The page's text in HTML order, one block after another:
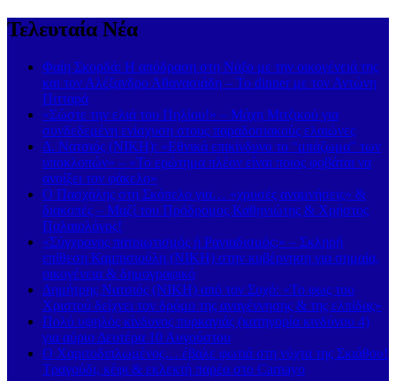
Τελευταία Νέα
Φαίη Σκορδά: Η απόδραση στη Νάξο με την οικογένειά της
και τον Αλέξανδρο Αθανασιάδη – Το dinner με τον Αντώνη
Πιτταρά
«Σώστε την ελιά του Πηλίου!» – Μάχη Μιτζικού για
συνδεδεμένη ενίσχυση στους παραδοσιακούς ελαιώνες
Δ. Νατσιός (ΝΙΚΗ): «Εθνικά επικίνδυνο το “μπάζωμα” των
υποκλοπών» – «Το ερώτημα πλέον είναι ποιος φοβάται να
ανοίξει τον φάκελο»
Ο Πασχάλης στη Σκόπελο για… «χρυσές αναμνήσεις» &
διακοπές – Μαζί του Πρόδρομος Καθηνιώτης & Χρήστος
Παλαιολόγος!
«Σύγχρονος πατριωτισμός ή Ραγιαδισμός;» – Σκληρή
επίθεση Καμπισιούλη (ΝΙΚΗ) στην κυβέρνηση για σημαία,
οικογένεια & δημογραφικό
Δημήτρης Νατσιός (ΝΙΚΗ) από τον Σοχό: «Το φως του
Χριστού δείχνει τον δρόμο της αναγέννησης & της ελπίδας»
Πολύ υψηλός κίνδυνος πυρκαγιάς (κατηγορία κινδύνου 4)
για αύριο Δευτέρα 10 Αυγούστου
Ο Χαριτοδιπλωμένος… έβαλε φωτιά στη νύχτα της Σκιάθου!
Τραγούδι, κέφι & εκλεκτή παρέα στο Carnayo